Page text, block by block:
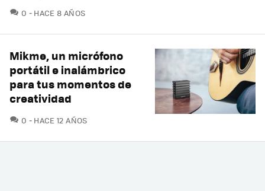
0 COMENTARIOS
HACE 8 AÑOS
Mikme, un micrófono
portátil e inalámbrico
para tus momentos de
creatividad
0 COMENTARIOS
HACE 12 AÑOS